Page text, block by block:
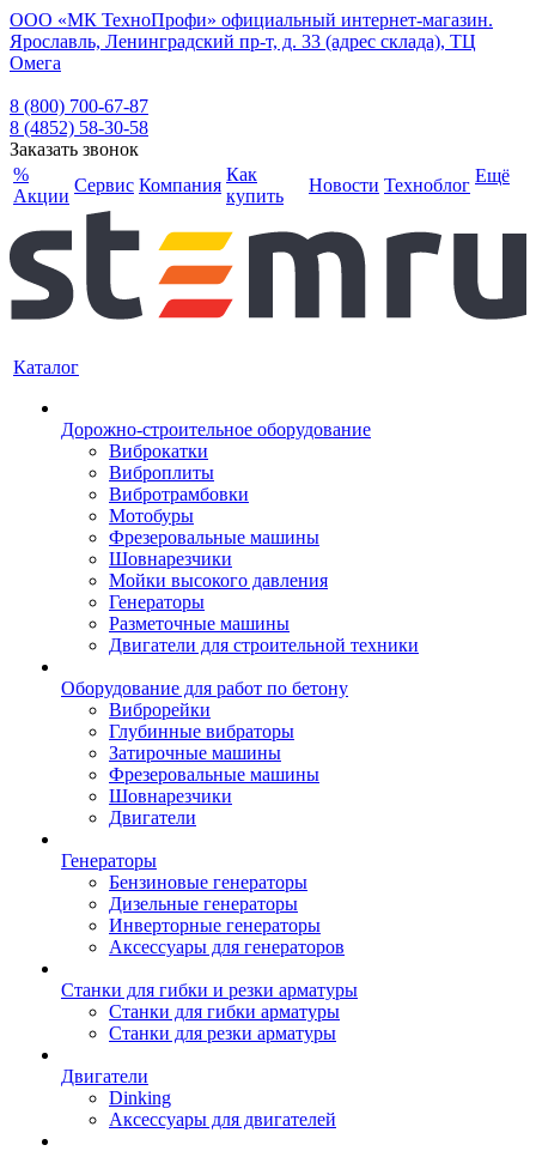
ООО «МК ТехноПрофи» официальный интернет-магазин.
Ярославль, Ленинградский пр-т, д. 33 (адрес склада), ТЦ
Омега
8 (800) 700-67-87
8 (4852) 58-30-58
Заказать звонок
%
Акции
Сервис Компания
Как
купить
Новости Техноблог Ещё
Каталог
Дорожно-строительное оборудование
Виброкатки
Виброплиты
Вибротрамбовки
Мотобуры
Фрезеровальные машины
Шовнарезчики
Мойки высокого давления
Генераторы
Разметочные машины
Двигатели для строительной техники
Оборудование для работ по бетону
Виброрейки
Глубинные вибраторы
Затирочные машины
Фрезеровальные машины
Шовнарезчики
Двигатели
Генераторы
Бензиновые генераторы
Дизельные генераторы
Инверторные генераторы
Аксессуары для генераторов
Станки для гибки и резки арматуры
Станки для гибки арматуры
Станки для резки арматуры
Двигатели
Dinking
Аксессуары для двигателей